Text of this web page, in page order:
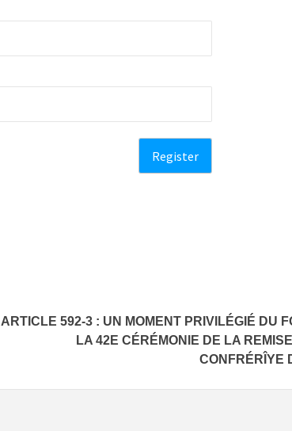
ARTICLE 592-3 : UN MOMENT PRIVILÉGIÉ DU
LA 42E CÉRÉMONIE DE LA
CONFRÉRÎYE